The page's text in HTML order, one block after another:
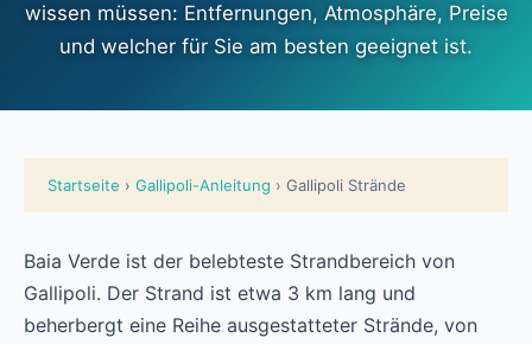
wissen müssen: Entfernungen, Atmosphäre, Preise
und welcher für Sie am besten geeignet ist.
Startseite ›Gallipoli-Anleitung › Gallipoli Strände
Baia Verde ist der belebteste Strandbereich von
Gallipoli. Der Strand ist etwa 3 km lang und
beherbergt eine Reihe ausgestatteter Strände, von